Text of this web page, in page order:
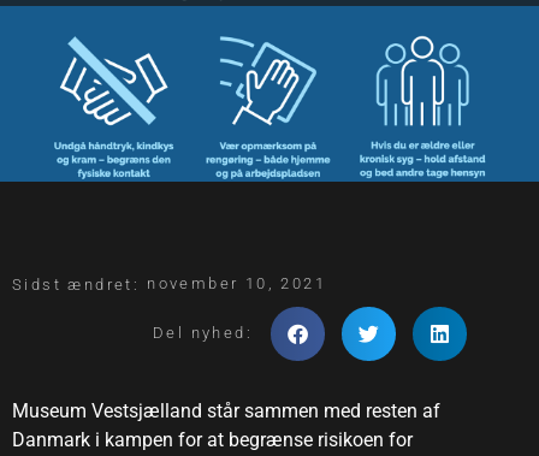
Sidst ændret: november 10, 2021
Del nyhed:
Museum Vestsjælland står sammen med resten af
Danmark i kampen for at begrænse risikoen for